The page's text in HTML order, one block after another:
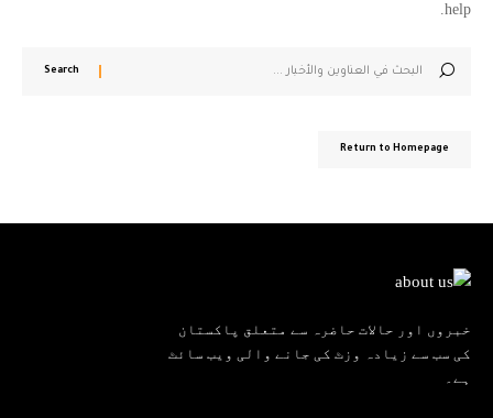
help.
Return to Homepage
خبروں اور حالات حاضرہ سے متعلق پاکستان
کی سب سے زیادہ وزٹ کی جانے والی ویب سائٹ
ہے۔